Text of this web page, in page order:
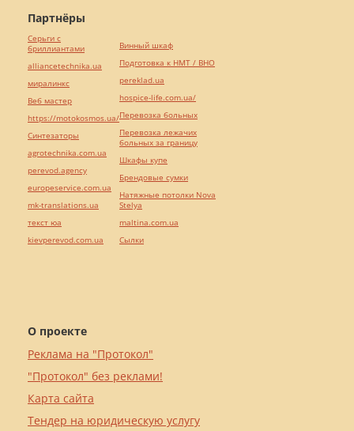
О проекте
Реклама на "Протокол"
"Протокол" без реклами!
Карта сайта
Тендер на юридическую услугу
Партнёры
Серьги с
бриллиантами
alliancetechnika.ua
миралинкс
Веб мастер
https://motokosmos.ua/
Синтезаторы
agrotechnika.com.ua
perevod.agency
europeservice.com.ua
mk-translations.ua
текст юа
kievperevod.com.ua
Винный шкаф
Подготовка к НМТ / ВНО
pereklad.ua
hospice-life.com.ua/
Перевозка больных
Перевозка лежачих
больных за границу
Шкафы купе
Брендовые сумки
Натяжные потолки Nova
Stelya
maltina.com.ua
Cылки